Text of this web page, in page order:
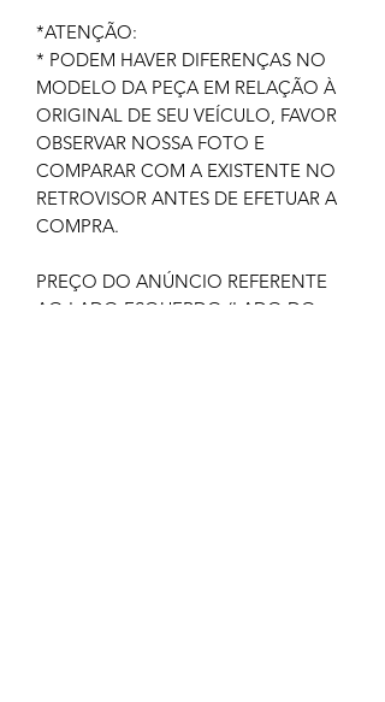
*ATENÇÃO:
* PODEM HAVER DIFERENÇAS NO
MODELO DA PEÇA EM RELAÇÃO À
ORIGINAL DE SEU VEÍCULO, FAVOR
OBSERVAR NOSSA FOTO E
COMPARAR COM A EXISTENTE NO
RETROVISOR ANTES DE EFETUAR A
COMPRA.
PREÇO DO ANÚNCIO REFERENTE
AO LADO ESQUERDO (LADO DO